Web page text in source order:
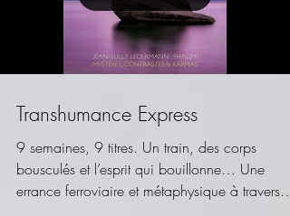
Load video
Transhumance Express
9 semaines, 9 titres. Un train, des corps
bousculés et l’esprit qui bouillonne… Une